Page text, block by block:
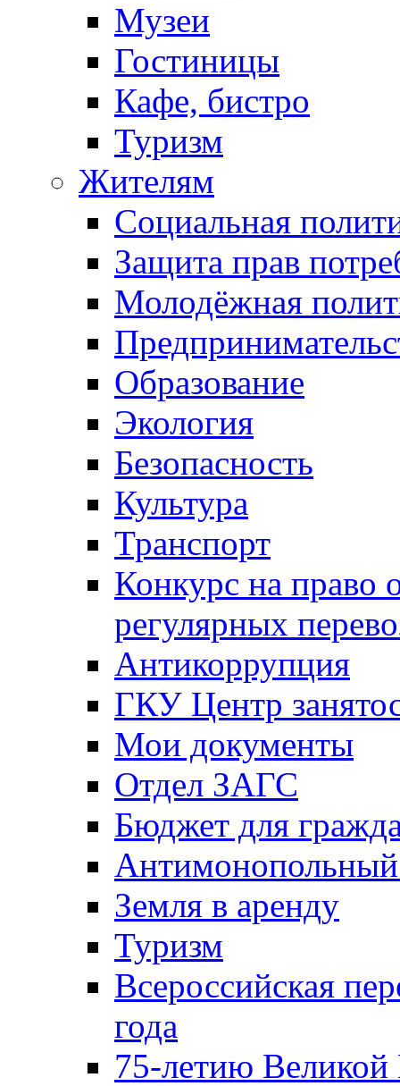
Музеи
Гостиницы
Кафе, бистро
Туризм
Жителям
Социальная
Защита прав
Молодёжная
Образование
Экология
Безопасность
Культура
Транспорт
Конкурс на право
регулярных
Антикоррупция
ГКУ Центр
Мои документы
Отдел ЗАГС
Бюджет для
Антимонопольный
Земля в аренду
Туризм
Всероссийская
года
75-летию